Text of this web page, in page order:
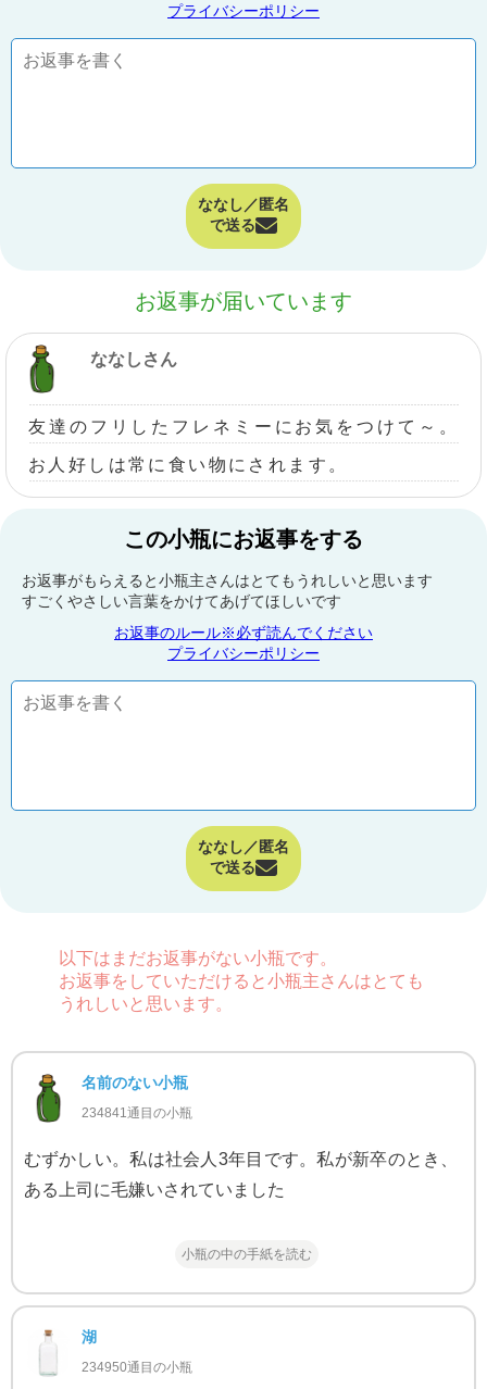
プライバシーポリシー
ななし／匿名
で送る
お返事が届いています
ななしさん
友達のフリしたフレネミーにお気をつけて～。
お人好しは常に食い物にされます。
この小瓶にお返事をする
お返事がもらえると小瓶主さんはとてもうれしいと思います
すごくやさしい言葉をかけてあげてほしいです
お返事のルール※必ず読んでください
プライバシーポリシー
ななし／匿名
で送る
以下はまだお返事がない小瓶です。
お返事をしていただけると小瓶主さんはとても
うれしいと思います。
名前のない小瓶
234841通目の小瓶
むずかしい。私は社会人3年目です。私が新卒のとき、
ある上司に毛嫌いされていました
小瓶の中の手紙を読む
湖
234950通目の小瓶